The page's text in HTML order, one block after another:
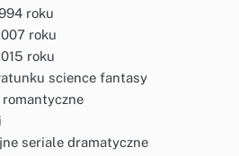
roku
roku
roku
science fantasy
seriale dramatyczne